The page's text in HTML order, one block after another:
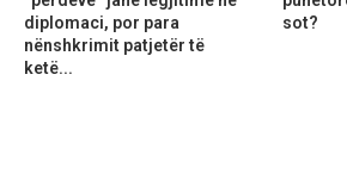
diplomaci, por para
nënshkrimit patjetër të
ketë...
sot?